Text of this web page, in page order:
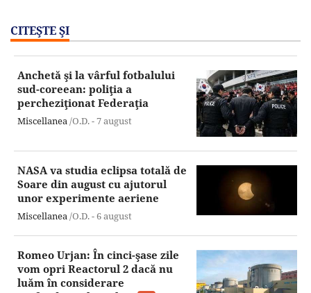
CITEŞTE ŞI
Anchetă şi la vârful fotbalului
sud-coreean: poliţia a
percheziţionat Federaţia
Miscellanea/O.D. -7 august
NASA va studia eclipsa totală de
Soare din august cu ajutorul
unor experimente aeriene
Miscellanea/O.D. -6 august
Romeo Urjan: În cinci-şase zile
vom opri Reactorul 2 dacă nu
luăm în considerare